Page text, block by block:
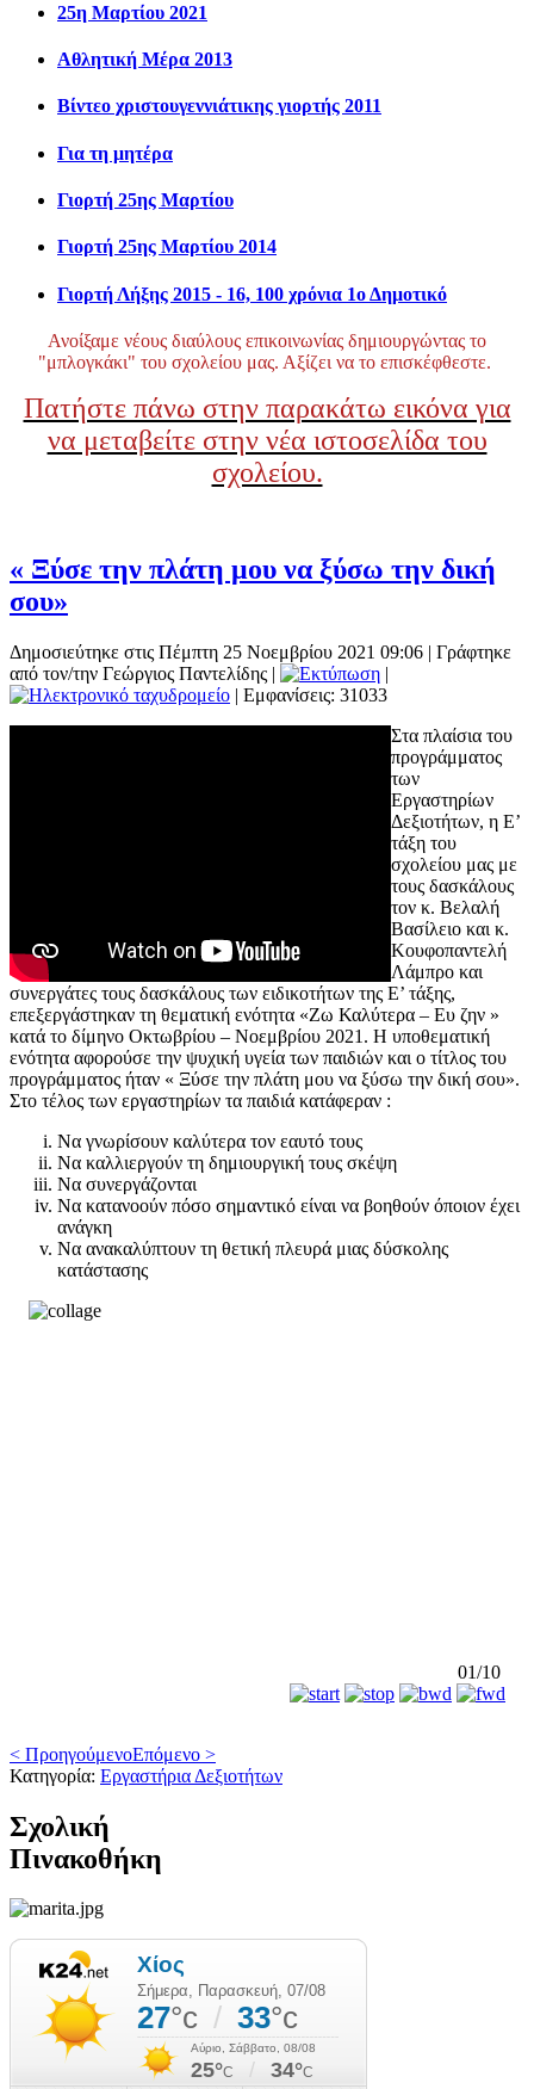
25η Μαρτίου 2021
Αθλητική Μέρα 2013
Βίντεο χριστουγεννιάτικης γιορτής 2011
Για τη μητέρα
Γιορτή 25ης Μαρτίου
Γιορτή 25ης Μαρτίου 2014
Γιορτή Λήξης 2015 - 16, 100 χρόνια 1ο Δημοτικό
Ανοίξαμε νέους διαύλους επικοινωνίας δημιουργώντας το
"μπλογκάκι" του σχολείου μας. Αξίζει να το επισκέφθεστε.
Πατήστε πάνω στην παρακάτω εικόνα για
να μεταβείτε στην νέα ιστοσελίδα του
σχολείου.
« Ξύσε την πλάτη μου να ξύσω την δική
σου»
Δημοσιεύτηκε στις Πέμπτη 25 Νοεμβρίου 2021 09:06 | Γράφτηκε
από τον/την Γεώργιος Παντελίδης |
|
| Εμφανίσεις: 31033
Στα πλαίσια του
προγράμματος
των
Εργαστηρίων
Δεξιοτήτων, η Ε’
τάξη του
σχολείου μας με
τους δασκάλους
τον κ. Βελαλή
Βασίλειο και κ.
Κουφοπαντελή
Λάμπρο και
συνεργάτες τους δασκάλους των ειδικοτήτων της Ε’ τάξης,
επεξεργάστηκαν τη θεματική ενότητα «Ζω Καλύτερα – Ευ ζην »
κατά το δίμηνο Οκτωβρίου – Νοεμβρίου 2021. Η υποθεματική
ενότητα αφορούσε την ψυχική υγεία των παιδιών και ο τίτλος του
προγράμματος ήταν « Ξύσε την πλάτη μου να ξύσω την δική σου».
Στο τέλος των εργαστηρίων τα παιδιά κατάφεραν :
Να γνωρίσουν καλύτερα τον εαυτό τους
Να καλλιεργούν τη δημιουργική τους σκέψη
Να συνεργάζονται
Να κατανοούν πόσο σημαντικό είναι να βοηθούν όποιον έχει
ανάγκη
Να ανακαλύπτουν τη θετική πλευρά μιας δύσκολης
κατάστασης
01/10
< ΠροηγούμενοΕπόμενο >
Κατηγορία: Εργαστήρια Δεξιοτήτων
Σχολική
Πινακοθήκη